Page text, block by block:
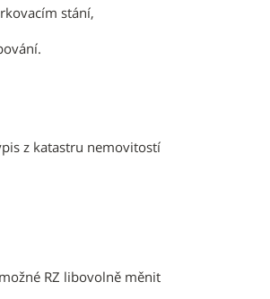
stání,
z katastru nemovitostí
RZ libovolně měnit